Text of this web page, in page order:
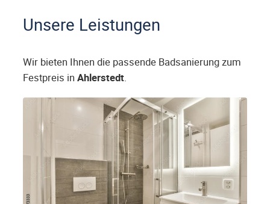
Unsere Leistungen
Wir bieten Ihnen die passende Badsanierung zum
Festpreis in Ahlerstedt.